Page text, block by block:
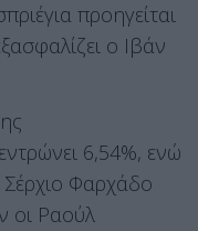
προηγείται
ο Ιβάν
6,54%, ενώ
Φαρχάδο
οι Ραούλ